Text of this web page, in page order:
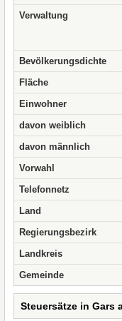
Verwaltung
Bevölkerungsdichte
Fläche
Einwohner
davon weiblich
davon männlich
Vorwahl
Telefonnetz
Land
Regierungsbezirk
Landkreis
Gemeinde
Steuersätze in Gars